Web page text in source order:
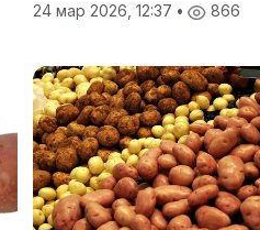
24 мар 2026, 12:37 • 866